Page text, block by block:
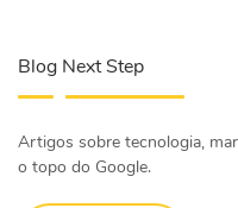
Blog Next Step
Artigos sobre tecnologia,
o topo do Google.